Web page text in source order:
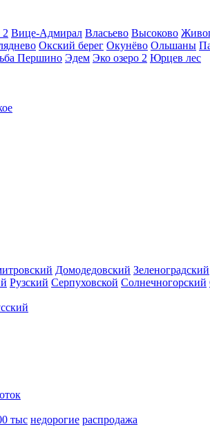
2 Вице-Адмирал Власьево Высоково
Окский берег Окунёво Ольшаны
Першино Эдем Эко озеро 2 Юрцев лес
Домодедовский Зеленоградский
Рузский Серпуховской Солнечногорский
тыс недорогие распродажа